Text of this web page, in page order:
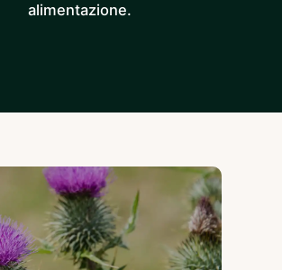
alimentazione.